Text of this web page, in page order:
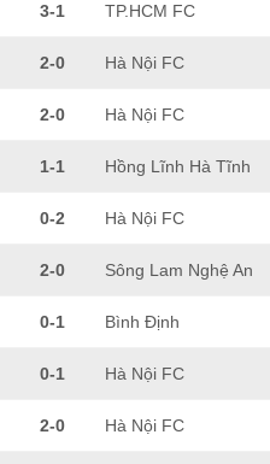
3-1 TP.HCM FC
2-0 Hà Nội FC
2-0 Hà Nội FC
1-1 Hồng Lĩnh Hà Tĩnh
0-2 Hà Nội FC
2-0 Sông Lam Nghệ An
0-1 Bình Định
0-1 Hà Nội FC
2-0 Hà Nội FC